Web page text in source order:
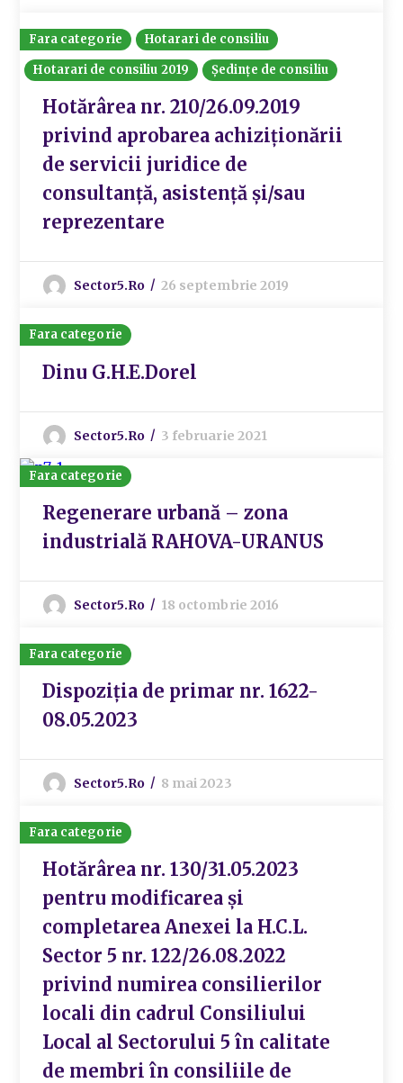
Fara categorie
Hotarari de consiliu
Hotarari de consiliu 2019
Ședințe de consiliu
Hotărârea nr. 210/26.09.2019
privind aprobarea achiziționării
de servicii juridice de
consultanță, asistență și/sau
reprezentare
Sector5.ro 26 septembrie 2019
Fara categorie
Dinu G.H.E.Dorel
Sector5.ro 3 februarie 2021
Fara categorie
Regenerare urbană – zona
industrială RAHOVA-URANUS
Sector5.ro 18 octombrie 2016
Fara categorie
Dispoziția de primar nr. 1622-
08.05.2023
Sector5.ro 8 mai 2023
Fara categorie
Hotărârea nr. 130/31.05.2023
pentru modificarea și
completarea Anexei la H.C.L.
Sector 5 nr. 122/26.08.2022
privind numirea consilierilor
locali din cadrul Consiliului
Local al Sectorului 5 în calitate
de membri în consiliile de